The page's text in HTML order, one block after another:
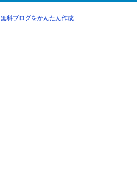
無料ブログをかんたん作成